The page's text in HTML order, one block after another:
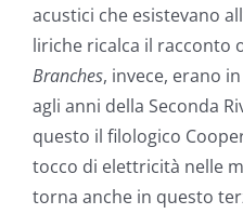
acustici che esistevano
liriche ricalca il racconto
Branches, invece, erano
agli anni della Seconda
questo il filologico
tocco di elettricità nelle
torna anche in questo